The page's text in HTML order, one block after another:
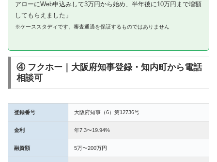
アローにWeb申込みして3万円から始め、半年後に10万円まで増額
してもらえました」
※ケーススタディです。審査通過を保証するものではありません
④ フクホー｜大阪府知事登録・知内町から電話
相談可
登録番号 大阪府知事（6）第12736号
金利 年7.3〜19.94%
融資額 5万〜200万円